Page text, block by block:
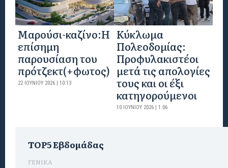
Mαρούσι-καζίνο:H
επίσημη
παρουσίαση του
πρότζεκτ(+φωτος)
22 ΙΟΥΝΊΟΥ 2026 | 10:13
Κύκλωμα
Πολεοδομίας:
Προφυλακιστέοι
μετά τις απολογίες
τους και οι έξι
κατηγορούμενοι
10 ΙΟΥΝΊΟΥ 2026 | 1:06
TOP5 Εβδομάδας
ΓΕΝΙΚΑ